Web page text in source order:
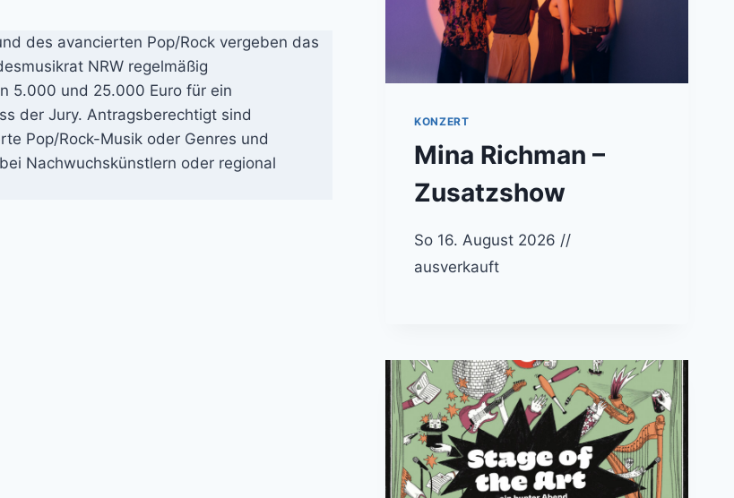
des avancierten Pop/Rock vergeben das
NRW regelmäßig
5.000 und 25.000 Euro für ein
der Jury. Antragsberechtigt sind
Pop/Rock-Musik oder Genres und
Nachwuchskünstlern oder regional
KONZERT
Mina Richman –
Zusatzshow
So 16. August 2026 //
ausverkauft